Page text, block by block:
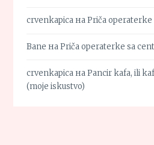
crvenkapica наPriča
Bane наPriča operaterke sa
crvenkapica наPancir kafa, ili
(moje iskustvo)